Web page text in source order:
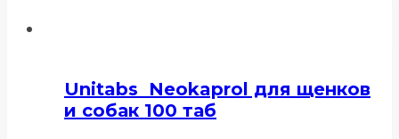
Unitabs Neokaprol для щенков
и собак 100 таб